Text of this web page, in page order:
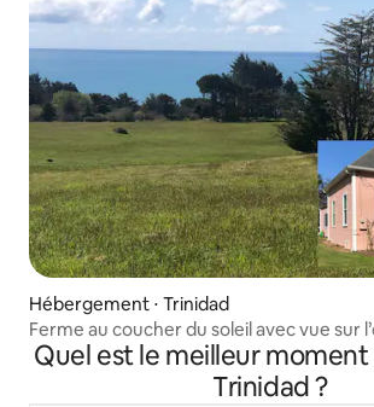
Hébergement ⋅ Trinidad
Ferme au coucher du soleil avec vue sur
emplacement idéal !
Quel est le meilleur
Trinidad ?